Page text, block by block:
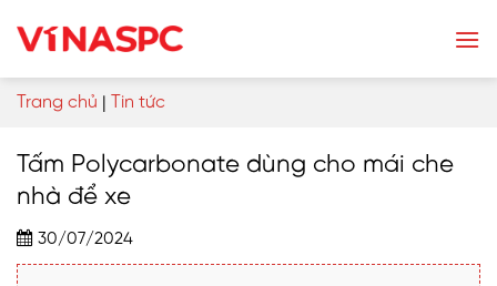
Trang chủ | Tin tức
Tấm Polycarbonate dùng cho mái che
nhà để xe
30/07/2024